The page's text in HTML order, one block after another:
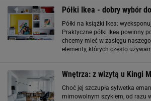
Półki Ikea - dobry wybór
Półki na książki Ikea:
Praktyczne półki Ikea powinny
chcemy mieć w zasięgu
elementy, których często
Wnętrza: z wizytą u Kingi
Choć jej szczupła sylwetka
mimowolnym szykiem, od razu